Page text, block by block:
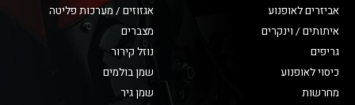
אביזרים לאופנוע
איתותים / וינקרים
גריפים
כיסוי לאופנוע
מחרשות
אגזוזים / מערכות פליטה
מצברים
נוזל קירור
שמן בולמים
שמן גיר